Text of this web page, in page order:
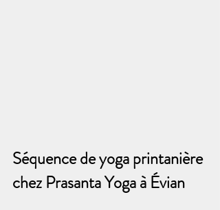
Séquence de yoga printanière
chez Prasanta Yoga à Évian